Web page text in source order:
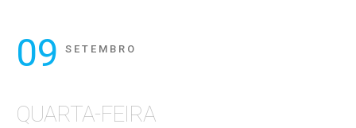
09 SETEMBRO
QUARTA-FEIRA